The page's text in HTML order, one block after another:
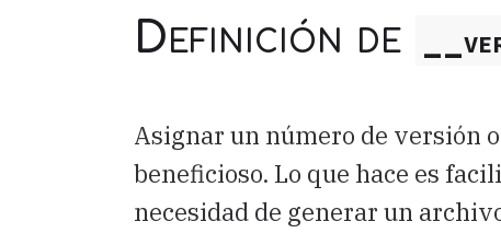
Definición de
Asignar un número de versión o
beneficioso. Lo que hace es
necesidad de generar un